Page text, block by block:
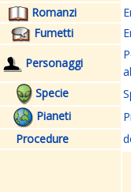
Romanzi
Fumetti
Personaggi
Specie
Pianeti
Procedure